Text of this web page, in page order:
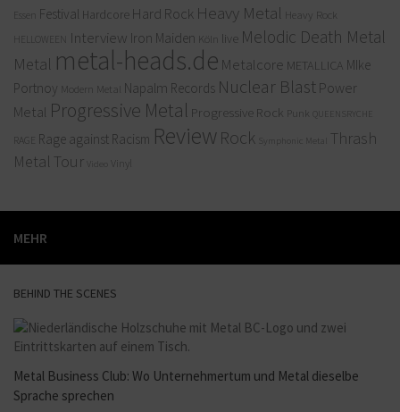
Essen Festival Hardcore Hard Rock Heavy Metal Heavy Rock
HELLOWEEN Interview Iron Maiden Köln live Melodic Death Metal
Metal metal-heads.de Metalcore METALLICA MIke
Portnoy Modern Metal Napalm Records Nuclear Blast Power
Metal Progressive Metal Progressive Rock Punk QUEENSRYCHE
RAGE Rage against Racism Review Rock Symphonic Metal
Thrash
Metal Tour Video Vinyl
MEHR
BEHIND THE SCENES
Metal Business Club: Wo Unternehmertum und Metal dieselbe
Sprache sprechen